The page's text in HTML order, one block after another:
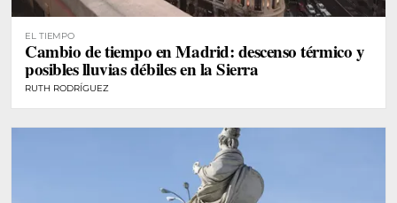
EL TIEMPO
Cambio de tiempo en Madrid: descenso térmico y
posibles lluvias débiles en la Sierra
RUTH RODRÍGUEZ